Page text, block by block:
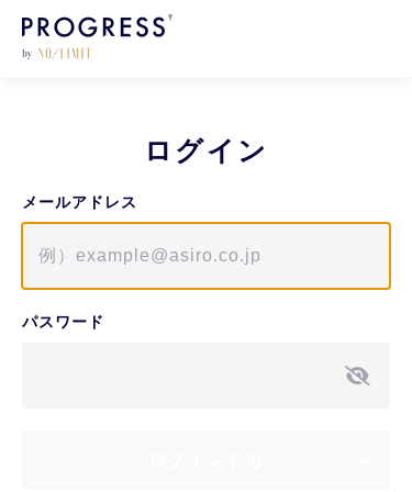
ログイン
メールアドレス
パスワード